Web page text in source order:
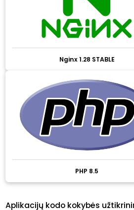
Nginx 1.28 STABLE
PHP 8.5
Aplikacijų kodo kokybės